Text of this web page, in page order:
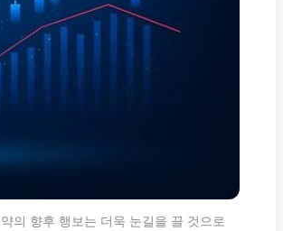
의 향후 행보는 더욱 눈길을 끌 것으로